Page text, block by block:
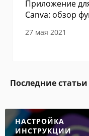
Приложение
Canva: обзор
27 мая 2021
Последние статьи
НАСТРОЙКА
ИНСТРУКЦИИ